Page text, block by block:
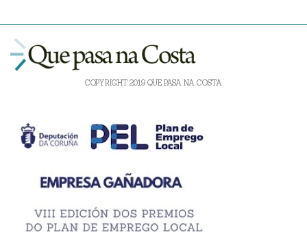
COPYRIGHT 2019 QUE PASA NA COSTA